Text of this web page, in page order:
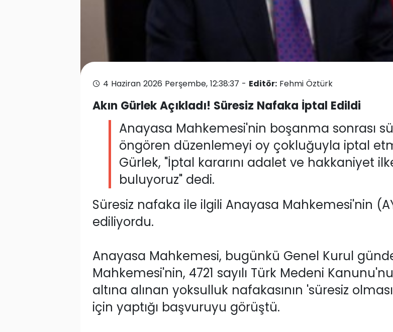
4 Haziran 2026 Perşembe, 12:38:37 - Editör: Fehmi Öztürk
Akın Gürlek Açıkladı! Süresiz Nafaka İptal Edildi
Anayasa Mahkemesi'nin boşanma sonrası
öngören düzenlemeyi oy çokluğuyla iptal
Gürlek, "İptal kararını adalet ve hakkaniyet
buluyoruz" dedi.
Süresiz nafaka ile ilgili Anayasa Mahkemesi'nin
ediliyordu.
Anayasa Mahkemesi, bugünkü Genel Kurul
Mahkemesi'nin, 4721 sayılı Türk Medeni
altına alınan yoksulluk nafakasının 'süresiz
için yaptığı başvuruyu görüştü.